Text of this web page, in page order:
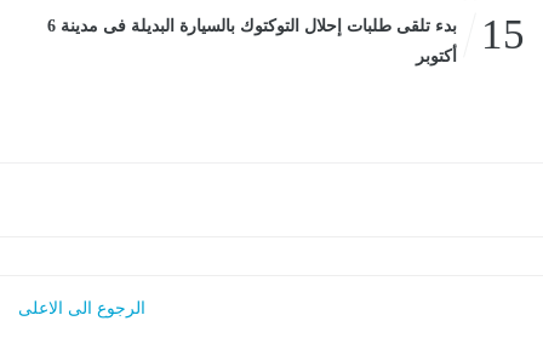
15
بدء تلقى طلبات إحلال التوكتوك بالسيارة البديلة فى مدينة 6
أكتوبر
الرجوع الى الاعلى